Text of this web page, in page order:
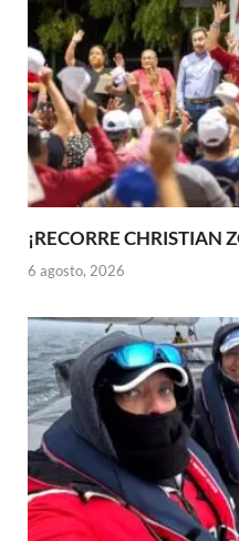
¡RECORRE CHRISTIAN
6 agosto, 2026